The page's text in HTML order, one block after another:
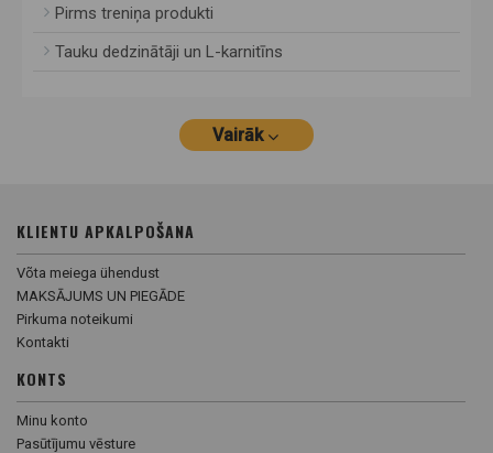
Pirms treniņa produkti
Tauku dedzinātāji un L-karnitīns
Vairāk
KLIENTU APKALPOŠANA
Võta meiega ühendust
MAKSĀJUMS UN PIEGĀDE
Pirkuma noteikumi
Kontakti
KONTS
Minu konto
Pasūtījumu vēsture